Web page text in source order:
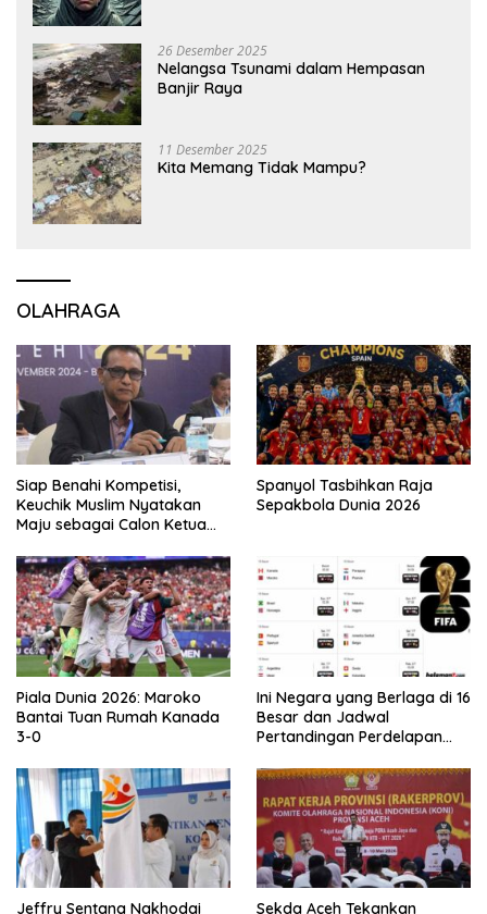
26 Desember 2025
Nelangsa Tsunami dalam Hempasan
Banjir Raya
11 Desember 2025
Kita Memang Tidak Mampu?
OLAHRAGA
Siap Benahi Kompetisi,
Keuchik Muslim Nyatakan
Maju sebagai Calon Ketua
Spanyol Tasbihkan Raja
Sepakbola Dunia 2026
Piala Dunia 2026: Maroko
Bantai Tuan Rumah Kanada
3-0
Ini Negara yang Berlaga di 16
Besar dan Jadwal
Pertandingan Perdelapan
Jeffry Sentana Nakhodai Sekda Aceh Tekankan